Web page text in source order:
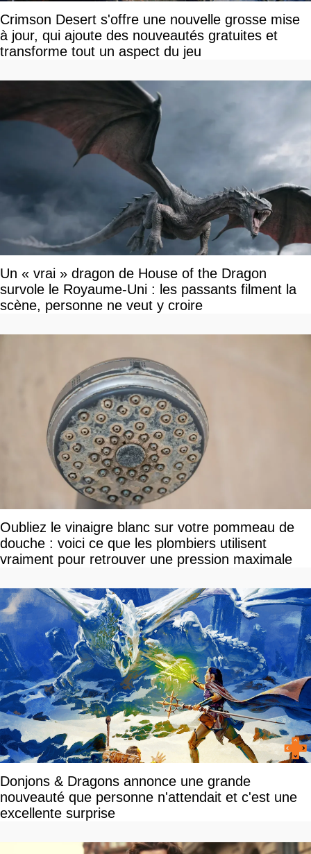
Crimson Desert s'offre une nouvelle grosse mise
à jour, qui ajoute des nouveautés gratuites et
transforme tout un aspect du jeu
Un « vrai » dragon de House of the Dragon
survole le Royaume-Uni : les passants filment la
scène, personne ne veut y croire
Oubliez le vinaigre blanc sur votre pommeau de
douche : voici ce que les plombiers utilisent
vraiment pour retrouver une pression maximale
Donjons & Dragons annonce une grande
nouveauté que personne n'attendait et c'est une
excellente surprise